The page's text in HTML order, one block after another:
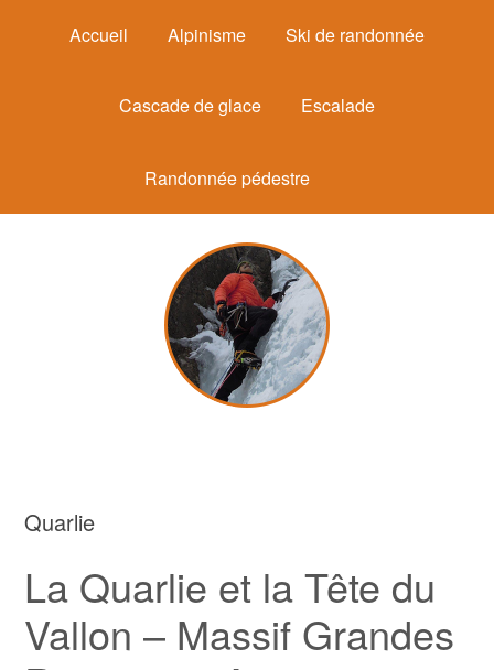
Accueil Alpinisme Ski de randonnée
Cascade de glace Escalade
Randonnée pédestre
Quarlie
La Quarlie et la Tête du
Vallon – Massif Grandes